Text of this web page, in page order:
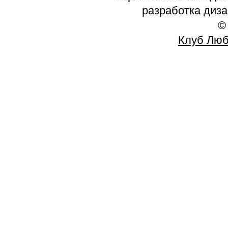
разработка
©
Клуб